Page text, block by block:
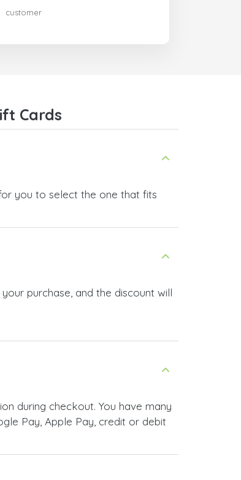
customer
Cards
you to select the one that fits
purchase, and the discount will
during checkout. You have many
Pay, Apple Pay, credit or debit